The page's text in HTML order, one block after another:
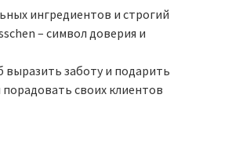
ингредиентов и строгий
– символ доверия и
выразить заботу и подарить
своих клиентов